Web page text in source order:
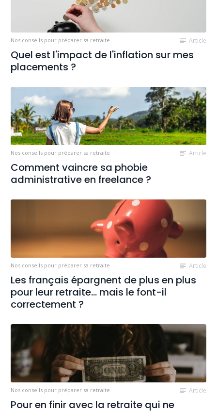
Nos conseils pour préparer sa retraite Article
Quel est l'impact de l'inflation sur mes
placements ?
Nos conseils pour préparer sa retraite Article
Comment vaincre sa phobie
administrative en freelance ?
Nos conseils pour préparer sa retraite Article
Les français épargnent de plus en plus
pour leur retraite… mais le font-il
correctement ?
Nos conseils pour préparer sa retraite Article
Pour en finir avec la retraite qui ne